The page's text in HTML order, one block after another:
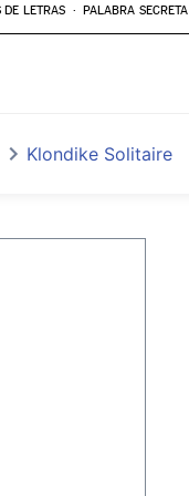
DE LETRAS PALABRA SECRETA
Klondike Solitaire